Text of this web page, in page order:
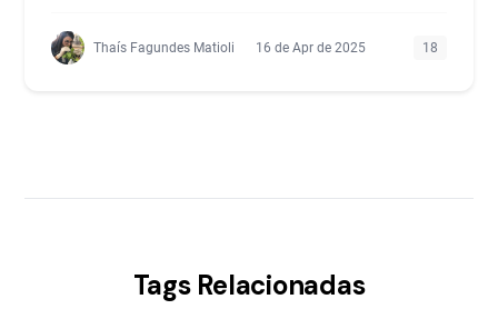
Thaís Fagundes Matioli 16 de Apr de 2025 18
Tags Relacionadas